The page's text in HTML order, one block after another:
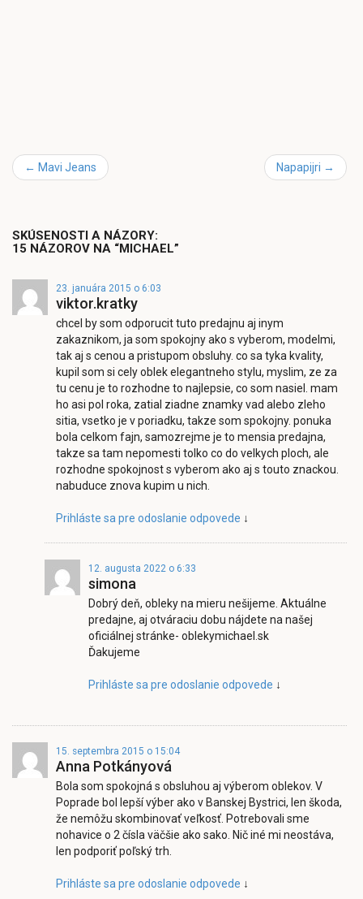
← Mavi Jeans Napapijri →
SKÚSENOSTI A NÁZORY:
15 NÁZOROV NA “MICHAEL”
23. januára 2015 o 6:03
viktor.kratky
chcel by som odporucit tuto predajnu aj inym
zakaznikom, ja som spokojny ako s vyberom, modelmi,
tak aj s cenou a pristupom obsluhy. co sa tyka kvality,
kupil som si cely oblek elegantneho stylu, myslim, ze za
tu cenu je to rozhodne to najlepsie, co som nasiel. mam
ho asi pol roka, zatial ziadne znamky vad alebo zleho
sitia, vsetko je v poriadku, takze som spokojny. ponuka
bola celkom fajn, samozrejme je to mensia predajna,
takze sa tam nepomesti tolko co do velkych ploch, ale
rozhodne spokojnost s vyberom ako aj s touto znackou.
nabuduce znova kupim u nich.
Prihláste sa pre odoslanie odpovede ↓
12. augusta 2022 o 6:33
simona
Dobrý deň, obleky na mieru nešijeme. Aktuálne
predajne, aj otváraciu dobu nájdete na našej
oficiálnej stránke- oblekymichael.sk
Ďakujeme
Prihláste sa pre odoslanie odpovede ↓
15. septembra 2015 o 15:04
Anna Potkányová
Bola som spokojná s obsluhou aj výberom oblekov. V
Poprade bol lepší výber ako v Banskej Bystrici, len škoda,
že nemôžu skombinovať veľkosť. Potrebovali sme
nohavice o 2 čísla väčšie ako sako. Nič iné mi neostáva,
len podporiť poľský trh.
Prihláste sa pre odoslanie odpovede ↓